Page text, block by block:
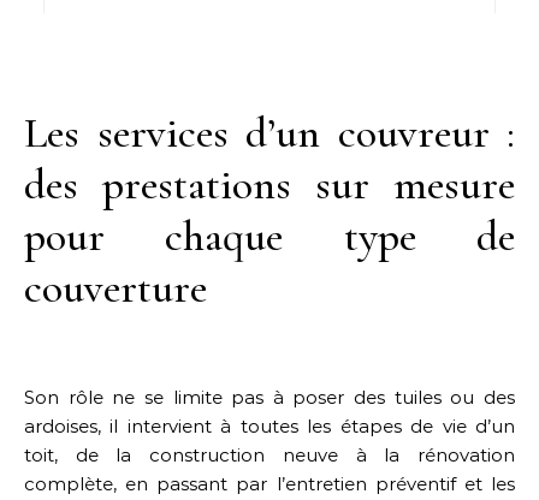
Les services d’un couvreur :
des prestations sur mesure
pour chaque type de
couverture
Son rôle ne se limite pas à poser des tuiles ou des
ardoises, il intervient à toutes les étapes de vie d’un
toit, de la construction neuve à la rénovation
complète, en passant par l’entretien préventif et les